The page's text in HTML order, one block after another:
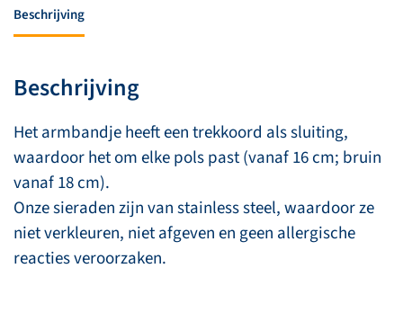
Beschrijving
Beschrijving
Het armbandje heeft een trekkoord als sluiting,
waardoor het om elke pols past (vanaf 16 cm; bruin
vanaf 18 cm).
Onze sieraden zijn van stainless steel, waardoor ze
niet verkleuren, niet afgeven en geen allergische
reacties veroorzaken.